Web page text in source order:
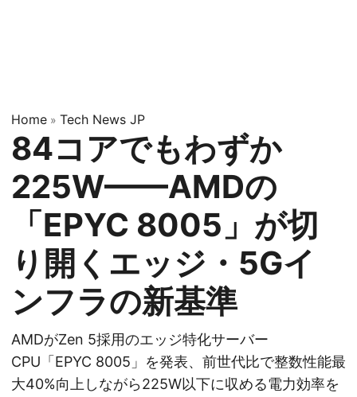
Home » Tech News JP
84コアでもわずか
225W——AMDの
「EPYC 8005」が切
り開くエッジ・5Gイ
ンフラの新基準
AMDがZen 5採用のエッジ特化サーバー
CPU「EPYC 8005」を発表、前世代比で整数性能最
大40%向上しながら225W以下に収める電力効率を